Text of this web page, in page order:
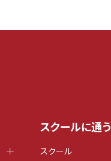
スクールに通う
スクール